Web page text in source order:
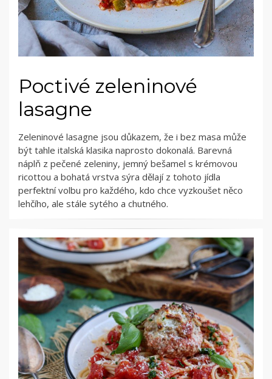
Poctivé zeleninové
lasagne
Zeleninové lasagne jsou důkazem, že i bez masa může
být tahle italská klasika naprosto dokonalá. Barevná
náplň z pečené zeleniny, jemný bešamel s krémovou
ricottou a bohatá vrstva sýra dělají z tohoto jídla
perfektní volbu pro každého, kdo chce vyzkoušet něco
lehčího, ale stále sytého a chutného.